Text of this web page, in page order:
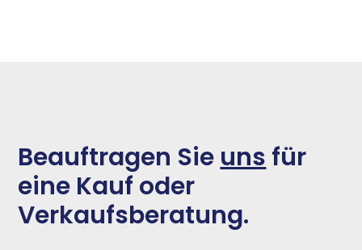
Beauftragen Sie uns für
eine Kauf oder
Verkaufsberatung.